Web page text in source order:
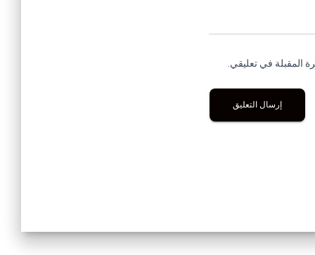
المقبلة في تعليقي.